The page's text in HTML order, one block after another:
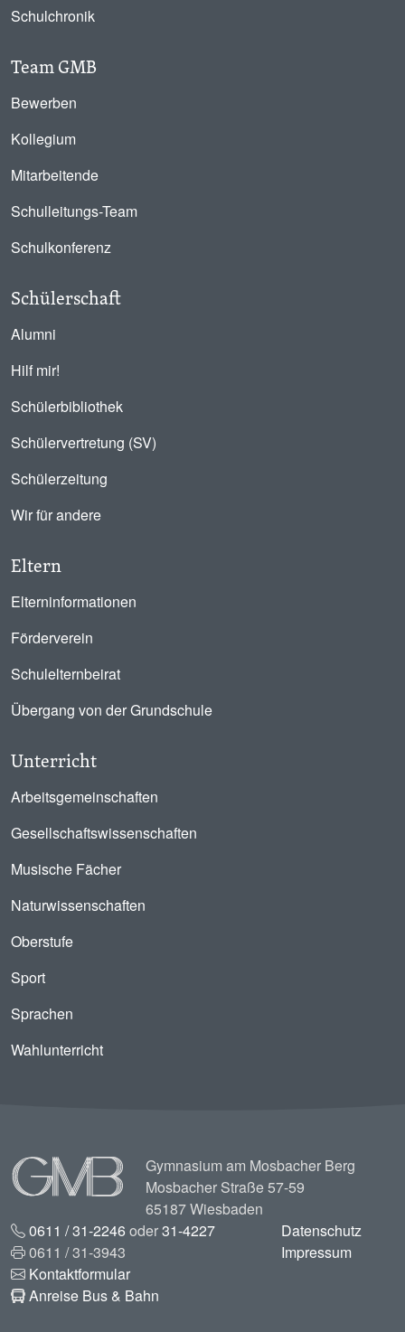
Schulchronik
Team GMB
Bewerben
Kollegium
Mitarbeitende
Schulleitungs-Team
Schulkonferenz
Schülerschaft
Alumni
Hilf mir!
Schülerbibliothek
Schülervertretung (SV)
Schülerzeitung
Wir für andere
Eltern
Elterninformationen
Förderverein
Schulelternbeirat
Übergang von der Grundschule
Unterricht
Arbeitsgemeinschaften
Gesellschaftswissenschaften
Musische Fächer
Naturwissenschaften
Oberstufe
Sport
Sprachen
Wahlunterricht
Image
Gymnasium am Mosbacher Berg
Mosbacher Straße 57-59
65187 Wiesbaden
0611 / 31-2246oder31-4227
0611 / 31-3943
Kontaktformular
Anreise Bus & Bahn
Datenschutz
Impressum